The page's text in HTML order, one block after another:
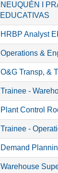
NEUQUÉN I
EDUCATIVAS
HRBP Analyst
Operations &
O&G Transp, &
Trainee -
Plant Control
Trainee -
Demand
Warehouse